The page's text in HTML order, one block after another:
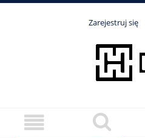
Zarejestruj się